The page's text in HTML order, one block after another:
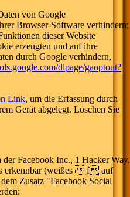
von Google
Browser-Software verhindern;
dieser Website
erzeugten und auf ihre
durch Google verhindern,
dlpage/gaoptout?
Link, um die Erfassung durch
Gerät abgelegt. Löschen Sie
Facebook Inc., 1 Hacker Way,
erkennbar (weißes  f auf
Zusatz "Facebook Social